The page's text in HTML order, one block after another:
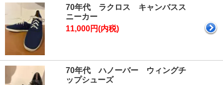
70年代 ラクロス キャンバスス
ニーカー
11,000円(内税)
70年代 ハノーバー ウィングチ
ップシューズ